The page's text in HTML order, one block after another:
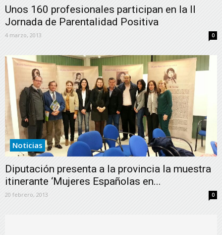
Unos 160 profesionales participan en la II
Jornada de Parentalidad Positiva
4 marzo, 2013 0
Noticias
Diputación presenta a la provincia la muestra
itinerante ‘Mujeres Españolas en...
20 febrero, 2013 0